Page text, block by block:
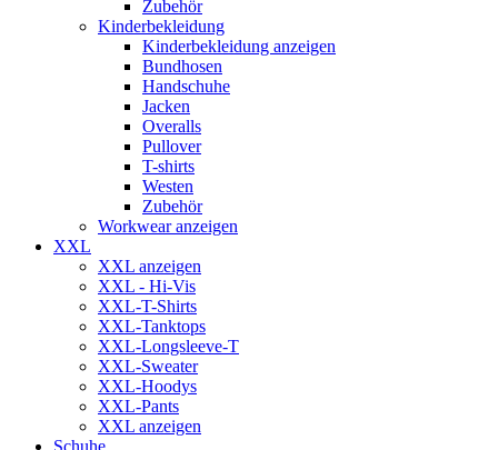
Zubehör
Kinderbekleidung
Kinderbekleidung anzeigen
Bundhosen
Handschuhe
Jacken
Overalls
Pullover
T-shirts
Westen
Zubehör
Workwear anzeigen
XXL
XXL anzeigen
XXL - Hi-Vis
XXL-T-Shirts
XXL-Tanktops
XXL-Longsleeve-T
XXL-Sweater
XXL-Hoodys
XXL-Pants
XXL anzeigen
Schuhe